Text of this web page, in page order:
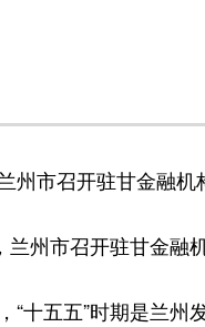
市召开驻甘金融机
市召开驻甘金融机
五五”时期是兰州